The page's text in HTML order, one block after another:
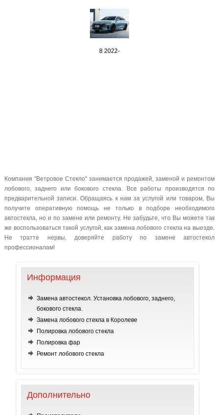
8 2022-
Компания "Ветровое Стекло" занимается продажей, заменой и ремонтом
лобового, заднего или бокового стекла. Все работы производятся по
предварительной записи. Обращаясь к нам за услугой или товаром, Вы
получите оперативную помощь не только в подборе необходимого
автостекла, но и по замене или ремонту. Не забудьте, что Вы можете так
же воспользоваться такой услугой, как замена лобового стекла на выезде.
Не тратте нервы, доверяйте работу по замене автостекол
профессионалам!
Информация
Замена автостекол. Установка лобового, заднего,
бокового стекла.
Замена лобового стекла в Королеве
Полировка лобового стекла
Полировка фар
Ремонт лобового стекла
Дополнительно